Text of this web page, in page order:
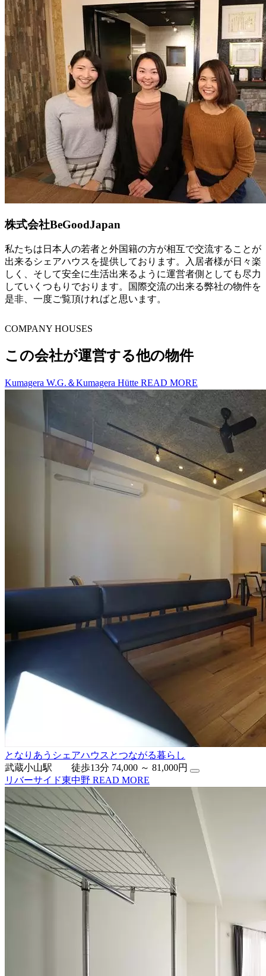
株式会社BeGoodJapan
私たちは日本人の若者と外国籍の方が相互で交流することが
出来るシェアハウスを提供しております。入居者様が日々楽
しく、そして安全に生活出来るように運営者側としても尽力
していくつもりでおります。国際交流の出来る弊社の物件を
是非、一度ご覧頂ければと思います。
COMPANY HOUSES
この会社が運営する他の物件
Kumagera W.G.＆Kumagera Hütte READ MORE
となりあうシェアハウスとつながる暮らし
武蔵小山駅 徒歩13分 74,000 ～ 81,000円
リバーサイド東中野 READ MORE